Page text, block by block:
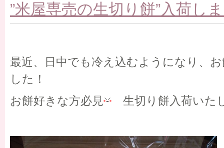
”米屋専売の生切り餅”入荷し
最近、日中でも冷え込むようになり、
した！
お餅好きな方必見
生切り餅入荷いた